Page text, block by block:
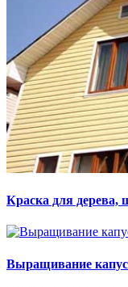
Краска для
Выращивание